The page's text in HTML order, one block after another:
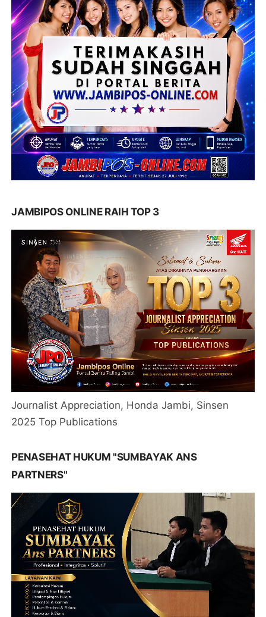
JAMBIPOS ONLINE RAIH TOP 3
Journalist Appreciation, Honda Jambi, Sinsen
2025 Top Publications
PENASEHAT HUKUM "SUMBAYAK ANS
PARTNERS"